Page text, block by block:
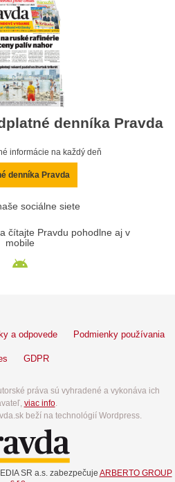
denníka Pravda
informácie na každý deň
denníka Pravda
sociálne siete
čítajte Pravdu pohodlne aj v
mobile
a odpovede Podmienky používania
GDPR
práva sú vyhradené a vykonáva ich
viac info.
beží na technológií Wordpress.
SR a.s. zabezpečuje ARBERTO GROUP